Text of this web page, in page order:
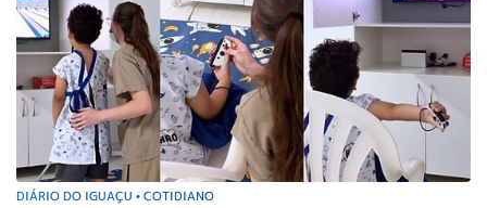
DIÁRIO DO IGUAÇU • COTIDIANO